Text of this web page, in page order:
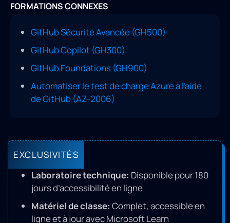
FORMATIONS CONNEXES
GitHub Sécurité Avancée (GH500)
GitHub Copilot (GH300)
GitHub Foundations (GH900)
Automatiser le test de charge Azure à l’aide
de GitHub (AZ-2006)
EXCLUSIVITÉS
Laboratoire technique: Disponible pour 180
jours d’accessibilité en ligne
Matériel de classe: Complet, accessible en
ligne et à jour avec Microsoft Learn